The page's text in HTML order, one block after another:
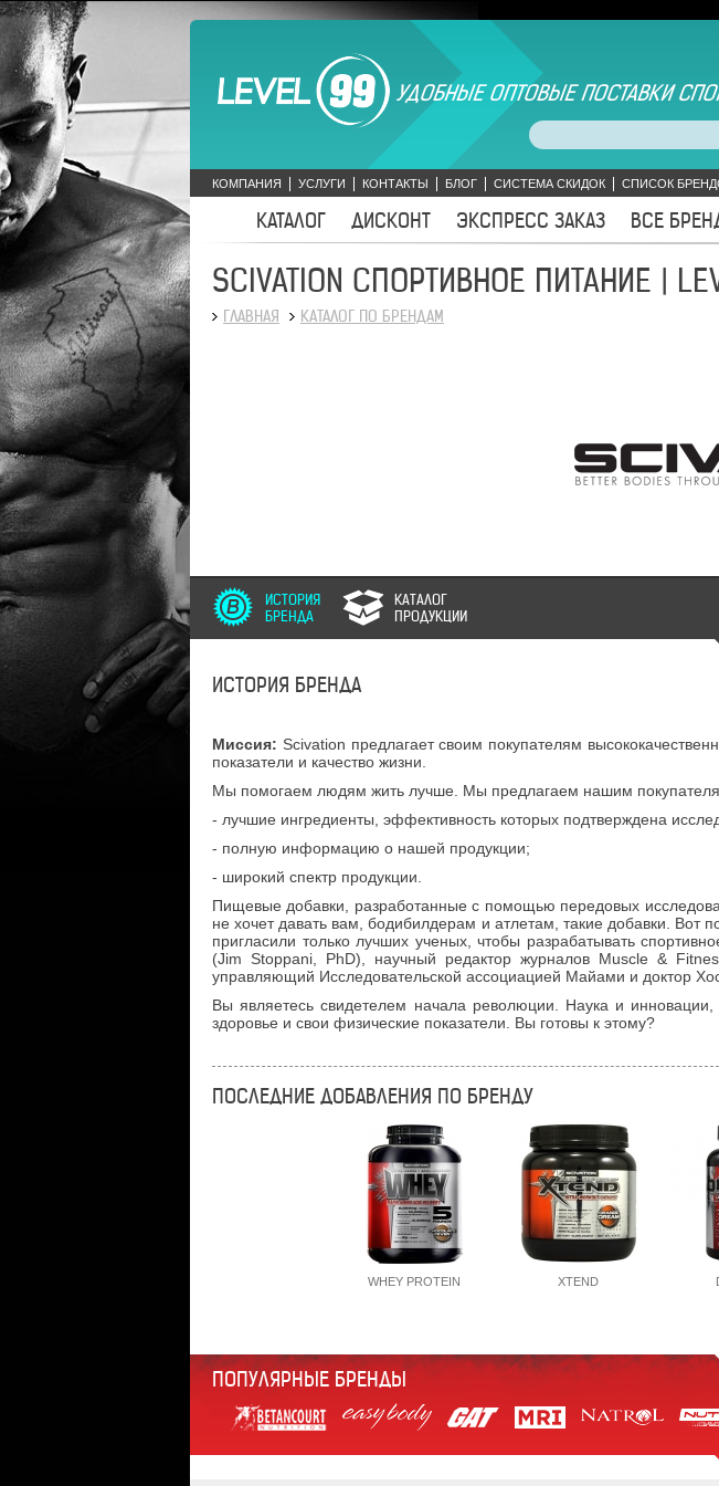
УДОБНЫЕ ОПТОВЫЕ ПОСТАВКИ
КОМПАНИЯ УСЛУГИ КОНТАКТЫ БЛОГ СИСТЕМА СКИДОК СПИСОК
КАТАЛОГ ДИСКОНТ ЭКСПРЕСС ЗАКАЗ ВСЕ
SCIVATION СПОРТИВНОЕ ПИТАНИЕ |
ГЛАВНАЯ КАТАЛОГ ПО БРЕНДАМ
ИСТОРИЯ
БРЕНДА
КАТАЛОГ
ПРОДУКЦИИ
ИСТОРИЯ БРЕНДА
Миссия: Scivation предлагает своим покупателям
показатели и качество жизни.
Мы помогаем людям жить лучше. Мы предлагаем нашим
- лучшие ингредиенты, эффективность которых подтверждена
- полную информацию о нашей продукции;
- широкий спектр продукции.
Пищевые добавки, разработанные с помощью передовых
не хочет давать вам, бодибилдерам и атлетам, такие добавки.
пригласили только лучших ученых, чтобы разрабатывать
(Jim Stoppani, PhD), научный редактор журналов Muscle &
управляющий Исследовательской ассоциацией Майами и доктор
Вы являетесь свидетелем начала революции. Наука и
здоровье и свои физические показатели. Вы готовы к этому?
ПОСЛЕДНИЕ ДОБАВЛЕНИЯ ПО БРЕНДУ
WHEY PROTEIN XTEND
ПОПУЛЯРНЫЕ БРЕНДЫ